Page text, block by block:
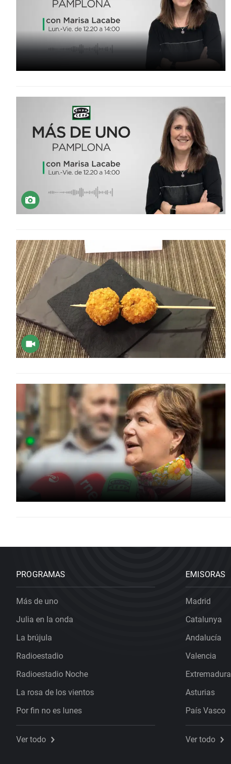
PROGRAMAS
Más de uno
Julia en la onda
La brújula
Radioestadio
Radioestadio Noche
La rosa de los vientos
Por fin no es lunes
Ver todo
EMISORAS
Madrid
Catalunya
Andalucía
Valencia
Extremadura
Asturias
País Vasco
Ver todo